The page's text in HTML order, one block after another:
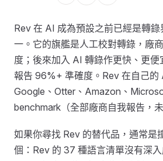
Rev 在 AI 成為預設之前已經是轉
一。它的旗艦是人工校對轉錄，廠
度；後來加入 AI 轉錄作更快、更
報告 96%+ 準確度。Rev 在自己的
Google、Otter、Amazon、
benchmark（全部廠商自我報告，
如果你尋找 Rev 的替代品，通常是
個：Rev 的 37 種語言清單沒有深